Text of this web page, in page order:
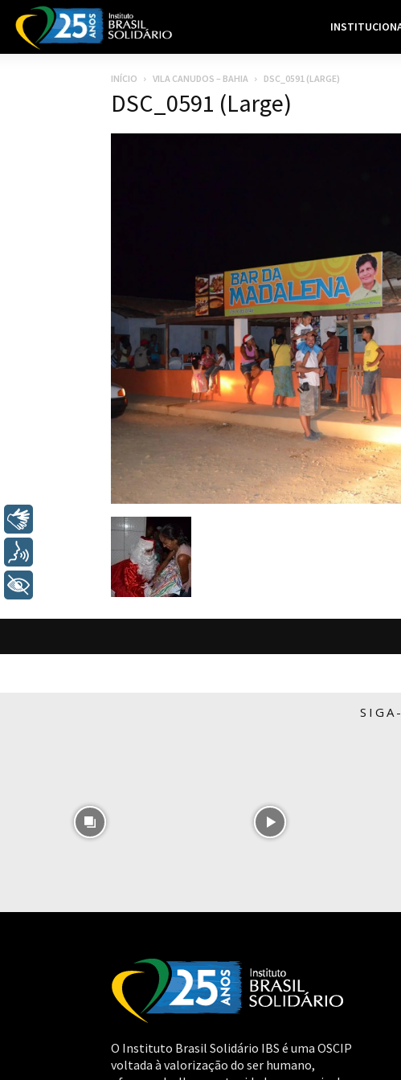
INÍCIO VILA CANUDOS – BAHIA DSC_0591 (LARGE)
DSC_0591 (Large)
O Instituto Brasil Solidário IBS é uma OSCIP
voltada à valorização do ser humano,
+ Acessibilidade